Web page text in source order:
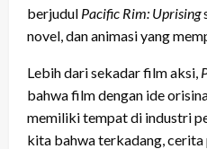
berjudul Pacific Rim: Uprising
novel, dan animasi yang
Lebih dari sekadar film aksi,
bahwa film dengan ide
memiliki tempat di industri
kita bahwa terkadang,